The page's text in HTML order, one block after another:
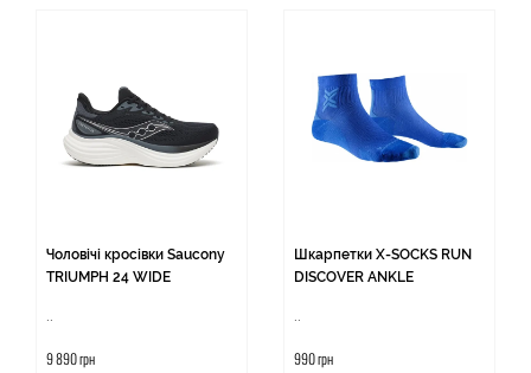
Чоловічі кросівки Saucony
TRIUMPH 24 WIDE
9 890 грн
Шкарпетки X-SOCKS RUN
DISCOVER ANKLE
990 грн